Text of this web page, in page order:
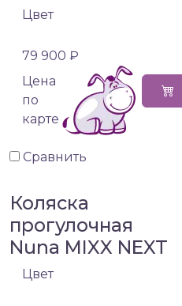
Цвет
79 900 ₽
Цена
по
карте
Сравнить
Коляска
прогулочная
Nuna MIXX NEXT
Цвет